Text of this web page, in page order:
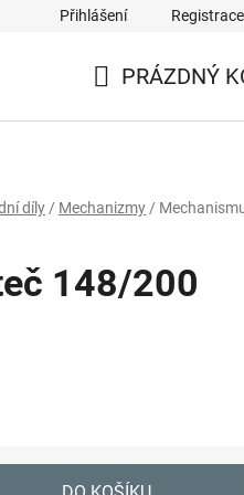
Přihlášení Registrace
PRÁZDNÝ
díly / Mechanizmy /
148/200